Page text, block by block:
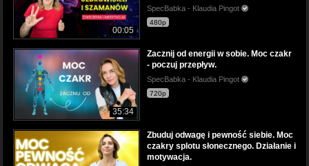
00:05
SpecBabka - Klaudia Pingot
480p
35:34
Zacznij od energii w sobie. Moc czakr
- poczuj przepływ.
SpecBabka - Klaudia Pingot
720p
Zbuduj odwagę i pewność siebie. Moc
czakry splotu słonecznego. Działanie i
motywacja.